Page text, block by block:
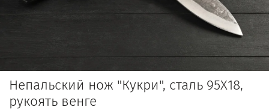
Непальский нож "Кукри", сталь 95Х18,
рукоять венге